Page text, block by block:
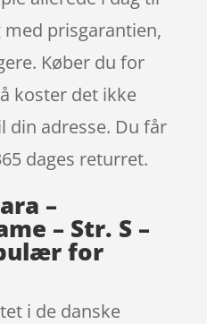
med prisgarantien,
Køber du for
koster det ikke
din adresse. Du får
dages returret.
–
– Str. S –
for
i de danske